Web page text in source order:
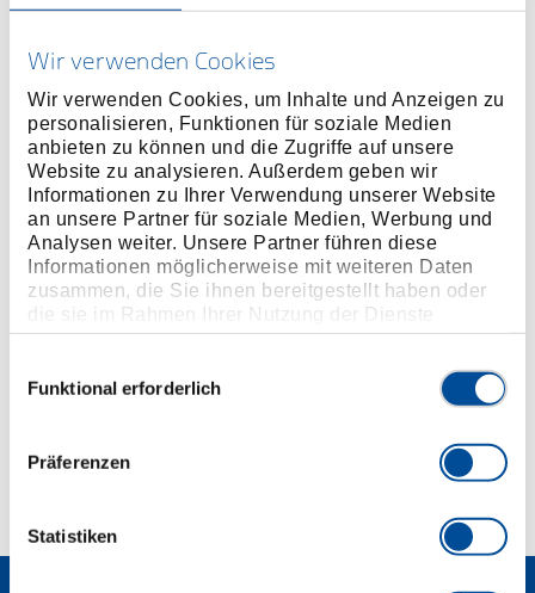
Wir verwenden Cookies
Wir verwenden Cookies, um Inhalte und Anzeigen zu
personalisieren, Funktionen für soziale Medien
anbieten zu können und die Zugriffe auf unsere
Website zu analysieren. Außerdem geben wir
Informationen zu Ihrer Verwendung unserer Website
an unsere Partner für soziale Medien, Werbung und
Analysen weiter. Unsere Partner führen diese
Informationen möglicherweise mit weiteren Daten
zusammen, die Sie ihnen bereitgestellt haben oder
die sie im Rahmen Ihrer Nutzung der Dienste
gesammelt haben. Unsere vollständige
Funktional erforderlich
Präferenzen
Statistiken
ONLINE KAUFEN
HÄNDLER FINDEN
Produktlinie EAN4046459174011
Produktbeschreibung
Im Lieferumfang von KL-0186-91 EA enthalten.
Lieferumfang
Technische Eigenschaften